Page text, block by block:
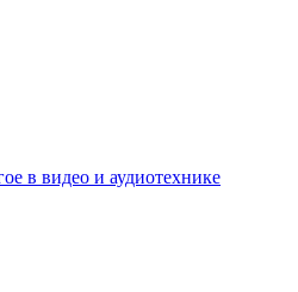
в видео и аудиотехнике